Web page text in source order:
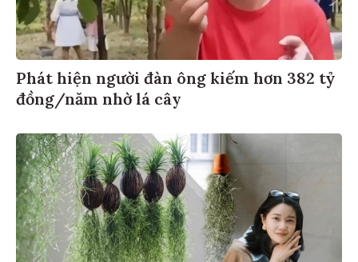
Phát hiện người đàn ông kiếm hơn 382 tỷ
đồng/năm nhờ lá cây